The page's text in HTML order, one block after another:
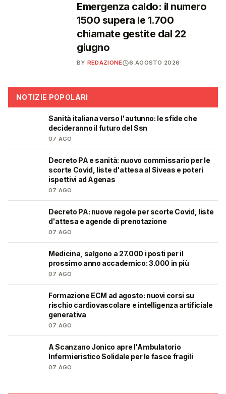
Emergenza caldo: il numero
1500 supera le 1.700
chiamate gestite dal 22
giugno
BY REDAZIONE 6 AGOSTO 2026
NOTIZIE POPOLARI
Sanità italiana verso l'autunno: le sfide che
decideranno il futuro del Ssn
07 AGO
Decreto PA e sanità: nuovo commissario per le
scorte Covid, liste d'attesa al Siveas e poteri
ispettivi ad Agenas
07 AGO
Decreto PA: nuove regole per scorte Covid, liste
d'attesa e agende di prenotazione
07 AGO
Medicina, salgono a 27.000 i posti per il
prossimo anno accademico: 3.000 in più
07 AGO
Formazione ECM ad agosto: nuovi corsi su
rischio cardiovascolare e intelligenza artificiale
generativa
07 AGO
A Scanzano Jonico apre l'Ambulatorio
Infermieristico Solidale per le fasce fragili
07 AGO